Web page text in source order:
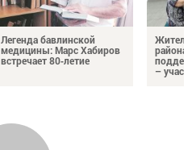
Легенда бавлинской
медицины: Марс Хабиров
встречает 80‑летие
Жители
–